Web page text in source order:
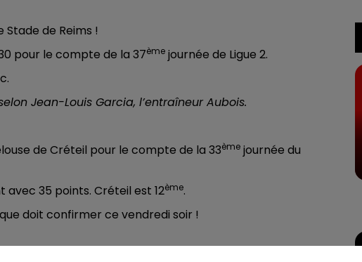
de Reims !
pour le compte de la 37ème journée de Ligue 2.
Jean-Louis Garcia, l’entraîneur Aubois.
de Créteil pour le compte de la 33ème journée du
avec 35 points. Créteil est 12ème.
doit confirmer ce vendredi soir !